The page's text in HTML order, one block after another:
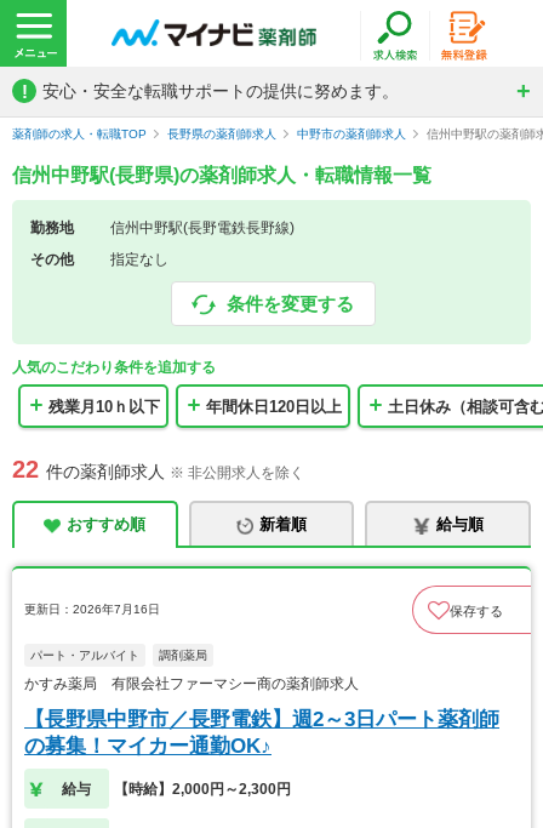
! 安心・安全な転職サポートの提供に努めます。
薬剤師の求人・転職TOP 長野県の薬剤師求人 中野市の薬剤師求人 信州中野駅の薬剤師
信州中野駅(長野県)の薬剤師求人・転職情報一覧
勤務地
信州中野駅(長野電鉄長野線)
その他
指定なし
条件を変更する
人気のこだわり条件を追加する
残業月10ｈ以下 年間休日120日以上 土日休み（相談可含
22 件の薬剤師求人 ※ 非公開求人を除く
おすすめ順 新着順 給与順
更新日：2026年7月16日 保存する
パート・アルバイト 調剤薬局
かすみ薬局 有限会社ファーマシー商の薬剤師求人
【長野県中野市／長野電鉄】週2～3日パート薬剤師
の募集！マイカー通勤OK♪
給与 【時給】2,000円～2,300円